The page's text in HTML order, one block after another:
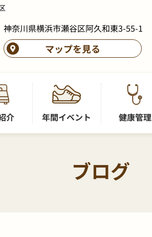
神奈川県横浜市瀬谷区阿久和東3-55-1
マップを見る
介 年間イベント 健康管理
ブログ